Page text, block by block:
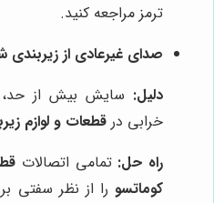
ترمز مراجعه کنید.
صدای غیرعادی از
دلیل: سایش بیش از
خرابی در قطعات و لوازم
راه حل: تمامی اتصالات
کوماتسو را از نظر سفتی